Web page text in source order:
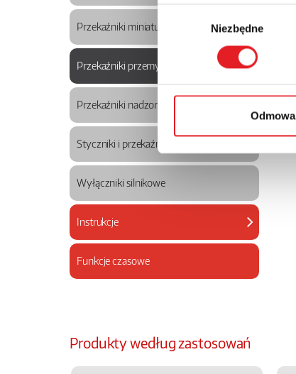
Wybór
zgody
Niezbędne
Odmowa
Przekaźniki miniaturowe
Przekaźniki przemysłowe wtykowe
Przekaźniki nadzorcze
Styczniki i przekaźniki termiczne
Wyłączniki silnikowe
Instrukcje
Funkcje czasowe
Produkty według zastosowań